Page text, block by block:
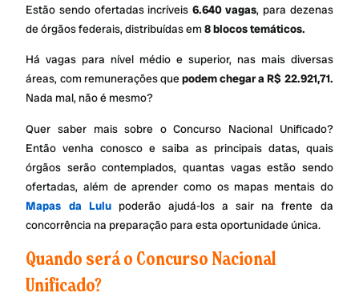
Estão sendo ofertadas incríveis 6.640 vagas, para dezenas
de órgãos federais, distribuídas em8 blocos temáticos.
Há vagas para nível médio e superior, nas mais diversas
áreas, com remunerações quepodem chegar a R$ 22.921,71.
Nada mal, não é mesmo?
Quer saber mais sobre o Concurso Nacional Unificado?
Então venha conosco e saiba as principais datas, quais
órgãos serão contemplados, quantas vagas estão sendo
ofertadas, além de aprender como os mapas mentais do
Mapas da Lulupoderão ajudá-los a sair na frente da
concorrência na preparação para esta oportunidade única.
Quando será o Concurso Nacional
Unificado?